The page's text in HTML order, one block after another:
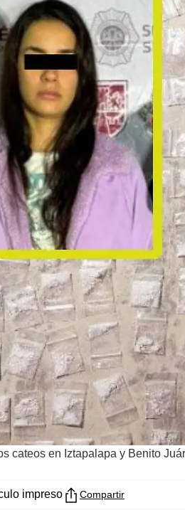
cateos en Iztapalapa y Benito
impreso Compartir